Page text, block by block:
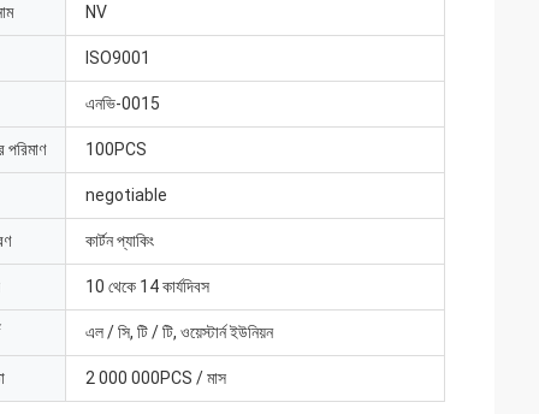
NV
ISO9001
এনভি-0015
পরিমাণ 100PCS
negotiable
কার্টন প্যাকিং
10 থেকে 14 কার্যদিবস
এল / সি, টি / টি, ওয়েস্টার্ন ইউনিয়ন
2 000 000PCS / মাস